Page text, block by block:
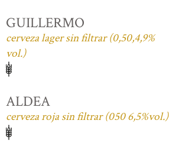
GUILLERMO
cerveza lager sin filtrar (0,50,4,9%
vol.)
ALDEA
cerveza roja sin filtrar (050 6,5%vol.)